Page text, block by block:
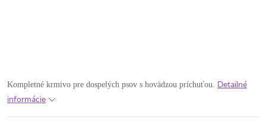
Kompletné krmivo pre dospelých psov s hovädzou príchuťou. Detailné
informácie